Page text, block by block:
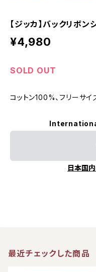
【ジッカ】バックリボン
¥4,980
SOLD OUT
コットン100%、フリーサイ
日本国
最近チェックした商品